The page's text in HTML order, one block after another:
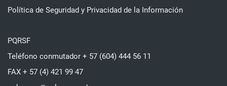
Política de Seguridad y Privacidad de la Información
PQRSF
Teléfono conmutador + 57 (604) 444 56 11
FAX + 57 (4) 421 99 47